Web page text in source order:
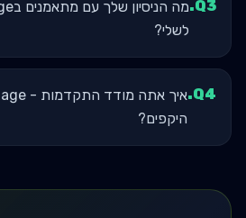
Q3
.
לשלי?
Q4
.
היקפים?